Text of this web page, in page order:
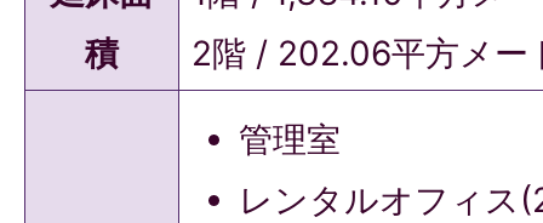
積
2階 / 202.06平方メー
管理室
レンタルオフィス